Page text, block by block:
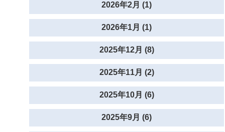
2026年2月 (1)
2026年1月 (1)
2025年12月 (8)
2025年11月 (2)
2025年10月 (6)
2025年9月 (6)